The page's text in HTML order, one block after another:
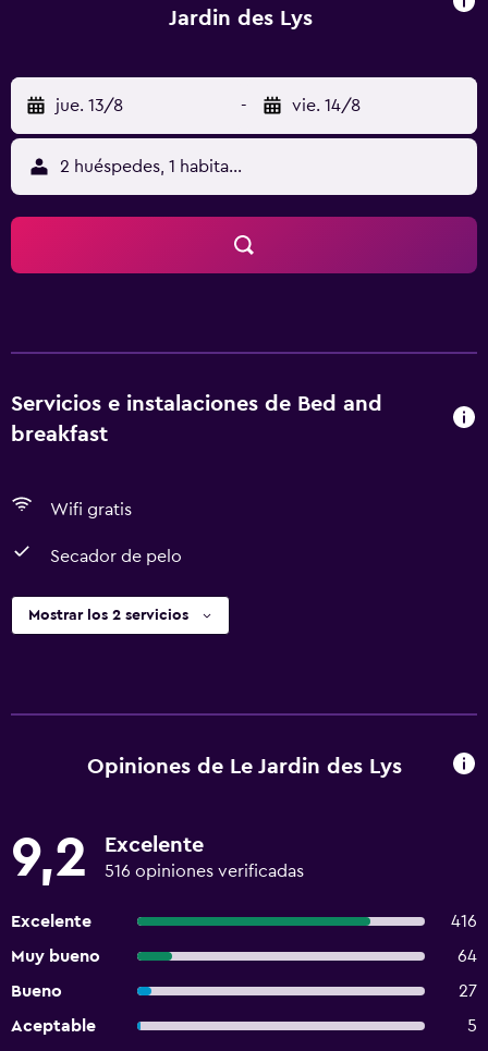
Jardin des Lys
jue. 13/8 - vie. 14/8
2 huéspedes, 1 habitación
Servicios e instalaciones de Bed and
breakfast
Wifi gratis
Secador de pelo
Mostrar los 2 servicios
Opiniones de Le Jardin des Lys
9,2 Excelente
516 opiniones verificadas
Excelente
416
Muy bueno
64
Bueno
27
Aceptable
5